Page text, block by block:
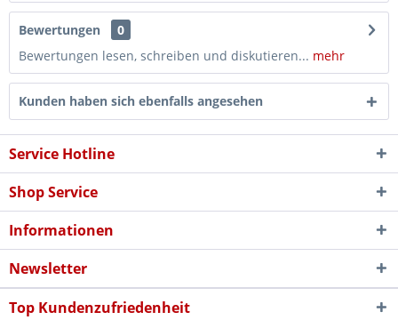
Bewertungen
0
Bewertungen lesen, schreiben und diskutieren... mehr
Kunden haben sich ebenfalls angesehen
Service Hotline
Shop Service
Informationen
Newsletter
Top Kundenzufriedenheit